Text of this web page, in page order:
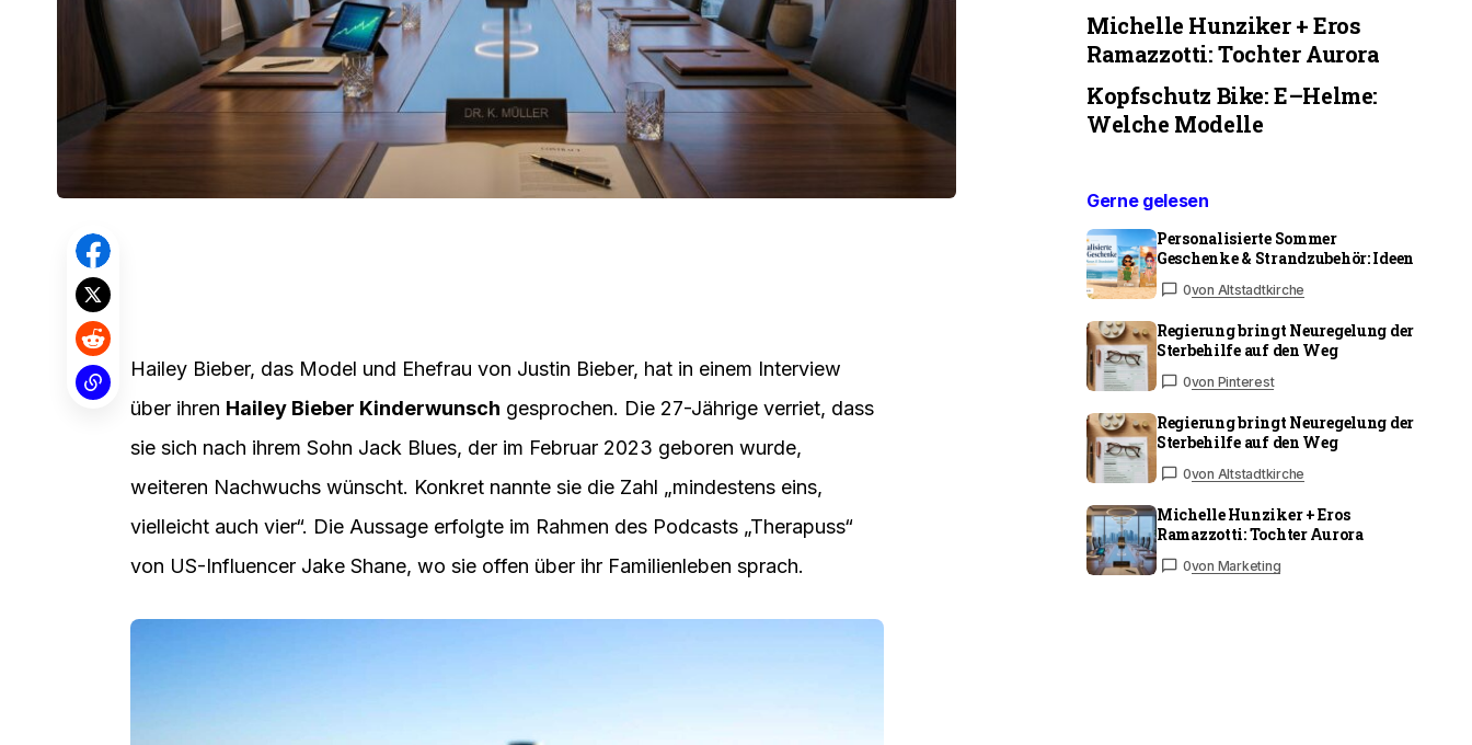
Hailey Bieber, das Model und Ehefrau von Justin Bieber, hat in einem Interview
über ihren Hailey Bieber Kinderwunsch gesprochen. Die 27-Jährige verriet, dass
sie sich nach ihrem Sohn Jack Blues, der im Februar 2023 geboren wurde,
weiteren Nachwuchs wünscht. Konkret nannte sie die Zahl „mindestens eins,
vielleicht auch vier“. Die Aussage erfolgte im Rahmen des Podcasts „Therapuss“
von US-Influencer Jake Shane, wo sie offen über ihr Familienleben sprach.
Michelle Hunziker + Eros
Ramazzotti: Tochter Aurora
Kopfschutz Bike: E–Helme:
Welche Modelle
Gerne gelesen
Personalisierte Sommer
Geschenke & Strandzubehör: Ideen
0von Altstadtkirche
Regierung bringt Neuregelung der
Sterbehilfe auf den Weg
0von Pinterest
Regierung bringt Neuregelung der
Sterbehilfe auf den Weg
0von Altstadtkirche
Michelle Hunziker + Eros
Ramazzotti: Tochter Aurora
0von Marketing